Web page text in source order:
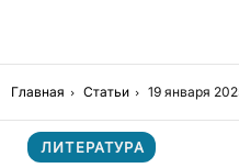
Главная Статьи 19 января
ЛИТЕРАТУРА